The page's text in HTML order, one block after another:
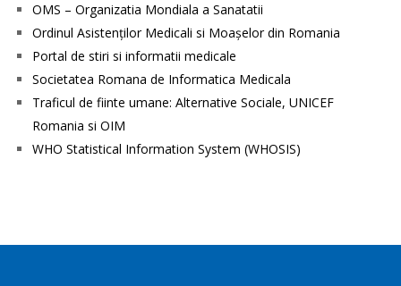
OMS – Organizatia Mondiala a Sanatatii
Ordinul Asistenţilor Medicali si Moaşelor din Romania
Portal de stiri si informatii medicale
Societatea Romana de Informatica Medicala
Traficul de fiinte umane: Alternative Sociale, UNICEF
Romania si OIM
WHO Statistical Information System (WHOSIS)